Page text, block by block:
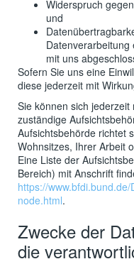
Widerspruch
und
Datenverarbeitung
mit uns
Sofern Sie uns eine
diese jederzeit mit
Sie können sich
zuständige
Aufsichtsbehörde richtet
Wohnsitzes, Ihrer Arbeit
Eine Liste der
Bereich) mit Anschrift
https://
node.html.
Zwecke der
die